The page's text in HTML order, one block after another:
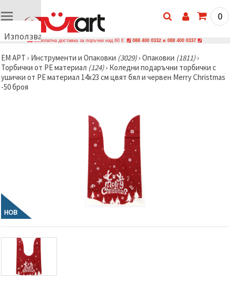
Използваме
🍪
Използваме
бисквитки
и подобни
трафика и
да
показваме
по-
съдържание
и реклами,
включително
с помощта
на наши
0
Безплатна доставка за поръчки над 60 € 088 400 0332 и 088 400 0337
ЕМ АРТ › Инструменти и Опаковки (3029)› Опаковки (1811)›
Торбички от PE материал (124)› Коледни подаръчни торбички с
ушички от PE материал 14x23 см цвят бял и червен Merry Christmas
-50 броя
НОВ